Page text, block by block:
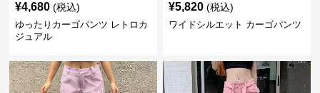
¥4,680 (税込)
ゆったりカーゴパンツ レトロカ
ジュアル
¥5,820 (税込)
ワイドシルエット カーゴパンツ